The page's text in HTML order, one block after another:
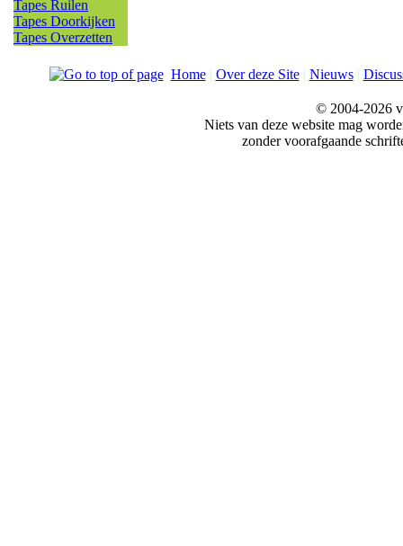
Tapes Ruilen
Tapes Doorkijken
Tapes Overzetten
Home| Over deze Site| Nieuws|
© 2004-2026
Niets van deze website mag
zonder voorafgaande